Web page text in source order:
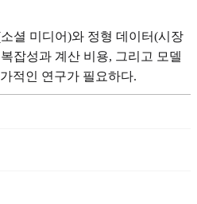
셜 미디어)와 정형 데이터(시장
잡성과 계산 비용, 그리고 모델
적인 연구가 필요하다.